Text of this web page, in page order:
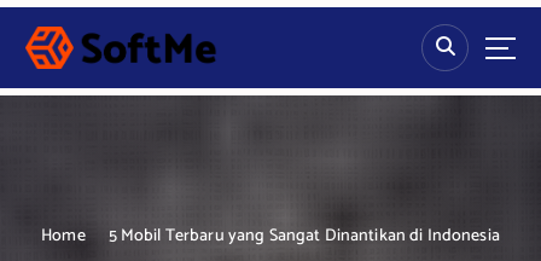
S
p
Home 5 Mobil Terbaru yang Sangat Dinantikan di Indonesia